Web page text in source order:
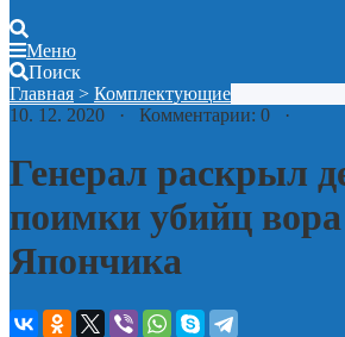
Меню
Поиск
Главная > Комплектующие
10. 12. 2020 · Комментарии: 0 ·
Генерал раскрыл
поимки убийц вора
Япончика